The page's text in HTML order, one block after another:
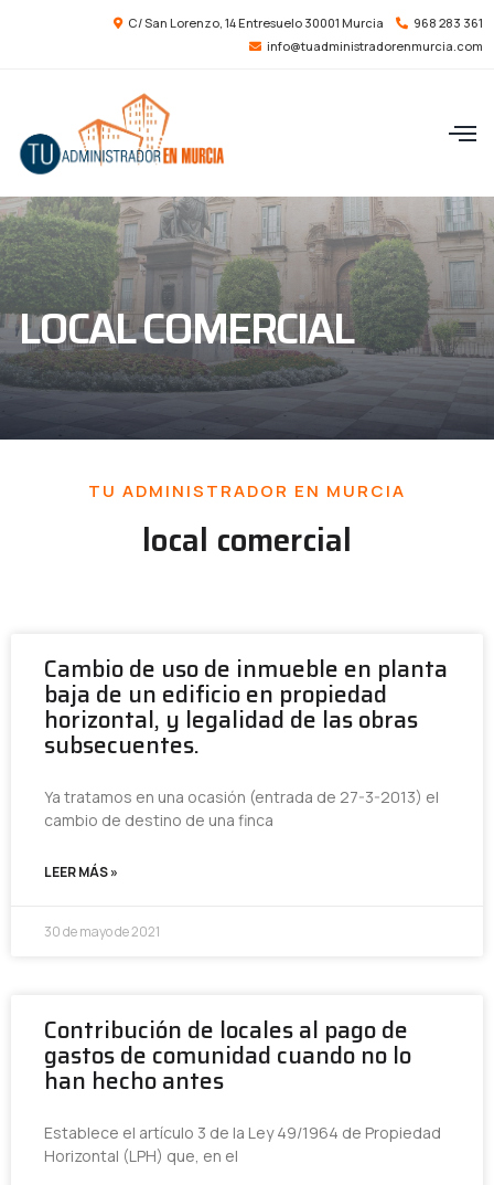
C/ San Lorenzo, 14 Entresuelo 30001 Murcia
968 283 361
info@tuadministradorenmurcia.com
LOCAL COMERCIAL
TU ADMINISTRADOR EN MURCIA
local comercial
Cambio de uso de inmueble en planta
baja de un edificio en propiedad
horizontal, y legalidad de las obras
subsecuentes.
Ya tratamos en una ocasión (entrada de 27-3-2013) el
cambio de destino de una finca
LEER MÁS »
30 de mayo de 2021
Contribución de locales al pago de
gastos de comunidad cuando no lo
han hecho antes
Establece el artículo 3 de la Ley 49/1964 de Propiedad
Horizontal (LPH) que, en el